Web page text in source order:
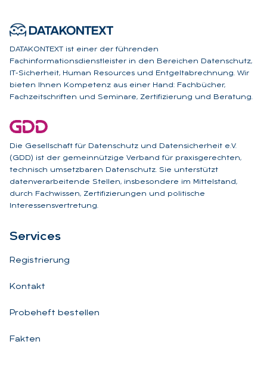
DATAKONTEXT ist einer der führenden
Fachinformationsdienstleister in den Bereichen Datenschutz,
IT-Sicherheit, Human Resources und Entgeltabrechnung. Wir
bieten Ihnen Kompetenz aus einer Hand: Fachbücher,
Fachzeitschriften und Seminare, Zertifizierung und Beratung.
Die Gesellschaft für Datenschutz und Datensicherheit e.V.
(GDD) ist der gemeinnützige Verband für praxisgerechten,
technisch umsetzbaren Datenschutz. Sie unterstützt
datenverarbeitende Stellen, insbesondere im Mittelstand,
durch Fachwissen, Zertifizierungen und politische
Interessensvertretung.
Ser­vices
Registrierung
Kontakt
Probeheft bestellen
Fakten